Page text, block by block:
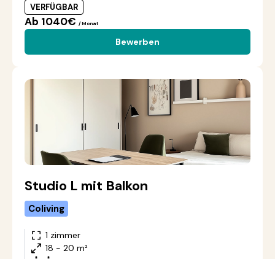
VERFÜGBAR
Ab 1040€ / Monat
Bewerben
Studio L mit Balkon
Coliving
1 zimmer
18 - 20 m²